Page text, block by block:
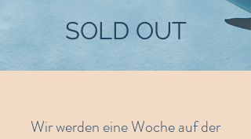
SOLD OUT
Wir werden eine Woche auf der